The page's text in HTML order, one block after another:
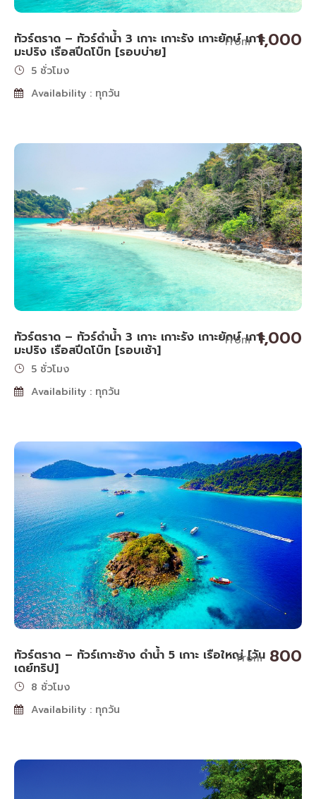
ทัวร์ตราด – ทัวร์ดำน้ำ 3 เกาะ เกาะรัง เกาะยักษ์ เกาะ
มะปริง เรือสปีดโบ๊ท [รอบบ่าย]
From 1,000
5 ชั่วโมง
Availability : ทุกวัน
ทัวร์ตราด – ทัวร์ดำน้ำ 3 เกาะ เกาะรัง เกาะยักษ์ เกาะ
มะปริง เรือสปีดโบ๊ท [รอบเช้า]
From 1,000
5 ชั่วโมง
Availability : ทุกวัน
ทัวร์ตราด – ทัวร์เกาะช้าง ดำน้ำ 5 เกาะ เรือใหญ่ [วัน
เดย์ทริป]
From 800
8 ชั่วโมง
Availability : ทุกวัน